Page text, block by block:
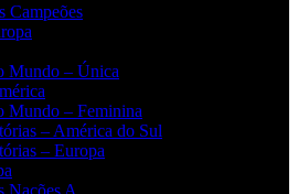
Campeões
Mundo – Única
Mundo – Feminina
– América do Sul
– Europa
Nações A